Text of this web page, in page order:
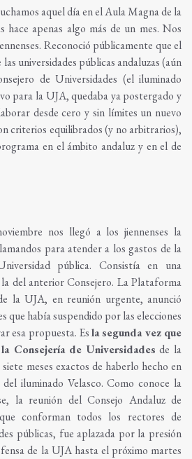
aquel día en el Aula Magna de la
hace apenas algo más de un mes. Nos
Reconoció públicamente que el
universidades públicas andaluzas (aún
de Universidades (el iluminado
para la UJA, quedaba ya postergado y
desde cero y sin límites un nuevo
criterios equilibrados (y no arbitrarios),
en el ámbito andaluz y en el de
nos llegó a los jiennenses la
para atender a los gastos de la
pública. Consistía en una
del anterior Consejero. La Plataforma
la UJA, en reunión urgente, anunció
que había suspendido por las elecciones
esa propuesta. Esla segunda vez que
Consejería de Universidades de la
meses exactos de haberlo hecho en
iluminado Velasco. Como conoce la
la reunión del Consejo Andaluz de
conforman todos los rectores de
públicas, fue aplazada por la presión
de la UJA hasta el próximo martes